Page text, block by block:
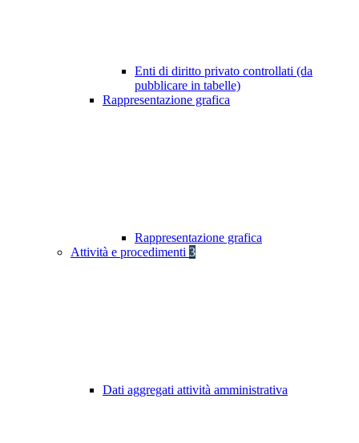
Enti di diritto privato controllati (da
pubblicare in tabelle)
Rappresentazione grafica
Rappresentazione grafica
Attività e procedimenti 3
Dati aggregati attività amministrativa